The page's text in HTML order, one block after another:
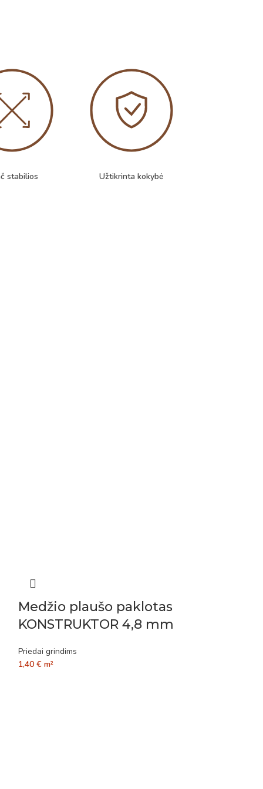
stabilios Užtikrinta kokybė
Medžio plaušo paklotas
KONSTRUKTOR 4,8 mm
Priedai grindims
1,40 € m²